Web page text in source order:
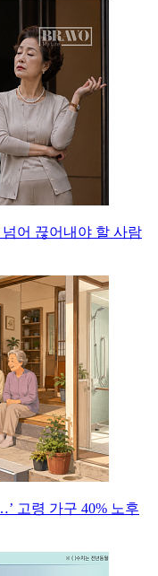
어 끊어내야 할 사람
고령 가구 40% 노후